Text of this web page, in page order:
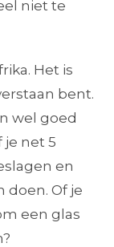
niet te
Het is
bent.
wel goed
je net 5
en
doen. Of je
een glas